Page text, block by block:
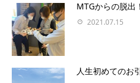
MTGからの脱出
2021.07.15
人生初めてのお